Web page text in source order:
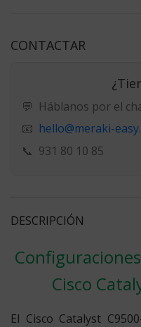
CONTACTAR
💬 Háblanos por el
📧 hello@meraki-
📞 931 80 10 85
DESCRIPCIÓN
Cisco
El Cisco Catalyst